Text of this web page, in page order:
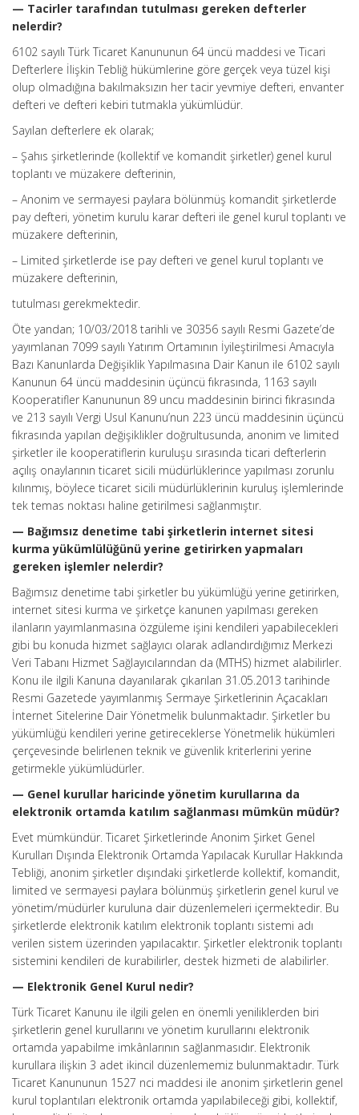
— Tacirler tarafından tutulması gereken defterler
nelerdir?
6102 sayılı Türk Ticaret Kanununun 64 üncü maddesi ve Ticari
Defterlere İlişkin Tebliğ hükümlerine göre gerçek veya tüzel kişi
olup olmadığına bakılmaksızın her tacir yevmiye defteri, envanter
defteri ve defteri kebiri tutmakla yükümlüdür.
Sayılan defterlere ek olarak;
– Şahıs şirketlerinde (kollektif ve komandit şirketler) genel kurul
toplantı ve müzakere defterinin,
– Anonim ve sermayesi paylara bölünmüş komandit şirketlerde
pay defteri, yönetim kurulu karar defteri ile genel kurul toplantı ve
müzakere defterinin,
– Limited şirketlerde ise pay defteri ve genel kurul toplantı ve
müzakere defterinin,
tutulması gerekmektedir.
Öte yandan; 10/03/2018 tarihli ve 30356 sayılı Resmi Gazete’de
yayımlanan 7099 sayılı Yatırım Ortamının İyileştirilmesi Amacıyla
Bazı Kanunlarda Değişiklik Yapılmasına Dair Kanun ile 6102 sayılı
Kanunun 64 üncü maddesinin üçüncü fıkrasında, 1163 sayılı
Kooperatifler Kanununun 89 uncu maddesinin birinci fıkrasında
ve 213 sayılı Vergi Usul Kanunu’nun 223 üncü maddesinin üçüncü
fıkrasında yapılan değişiklikler doğrultusunda, anonim ve limited
şirketler ile kooperatiflerin kuruluşu sırasında ticari defterlerin
açılış onaylarının ticaret sicili müdürlüklerince yapılması zorunlu
kılınmış, böylece ticaret sicili müdürlüklerinin kuruluş işlemlerinde
tek temas noktası haline getirilmesi sağlanmıştır.
— Bağımsız denetime tabi şirketlerin internet sitesi
kurma yükümlülüğünü yerine getirirken yapmaları
gereken işlemler nelerdir?
Bağımsız denetime tabi şirketler bu yükümlüğü yerine getirirken,
internet sitesi kurma ve şirketçe kanunen yapılması gereken
ilanların yayımlanmasına özgüleme işini kendileri yapabilecekleri
gibi bu konuda hizmet sağlayıcı olarak adlandırdığımız Merkezi
Veri Tabanı Hizmet Sağlayıcılarından da (MTHS) hizmet alabilirler.
Konu ile ilgili Kanuna dayanılarak çıkarılan 31.05.2013 tarihinde
Resmi Gazetede yayımlanmış Sermaye Şirketlerinin Açacakları
İnternet Sitelerine Dair Yönetmelik bulunmaktadır. Şirketler bu
yükümlüğü kendileri yerine getireceklerse Yönetmelik hükümleri
çerçevesinde belirlenen teknik ve güvenlik kriterlerini yerine
getirmekle yükümlüdürler.
— Genel kurullar haricinde yönetim kurullarına da
elektronik ortamda katılım sağlanması mümkün müdür?
Evet mümkündür. Ticaret Şirketlerinde Anonim Şirket Genel
Kurulları Dışında Elektronik Ortamda Yapılacak Kurullar Hakkında
Tebliği, anonim şirketler dışındaki şirketlerde kollektif, komandit,
limited ve sermayesi paylara bölünmüş şirketlerin genel kurul ve
yönetim/müdürler kuruluna dair düzenlemeleri içermektedir. Bu
şirketlerde elektronik katılım elektronik toplantı sistemi adı
verilen sistem üzerinden yapılacaktır. Şirketler elektronik toplantı
sistemini kendileri de kurabilirler, destek hizmeti de alabilirler.
— Elektronik Genel Kurul nedir?
Türk Ticaret Kanunu ile ilgili gelen en önemli yeniliklerden biri
şirketlerin genel kurullarını ve yönetim kurullarını elektronik
ortamda yapabilme imkânlarının sağlanmasıdır. Elektronik
kurullara ilişkin 3 adet ikincil düzenlememiz bulunmaktadır. Türk
Ticaret Kanununun 1527 nci maddesi ile anonim şirketlerin genel
kurul toplantıları elektronik ortamda yapılabileceği gibi, kollektif,